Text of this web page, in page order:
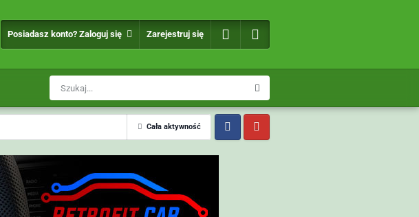
Posiadasz konto? Zaloguj się Zarejestruj się
Cała aktywność